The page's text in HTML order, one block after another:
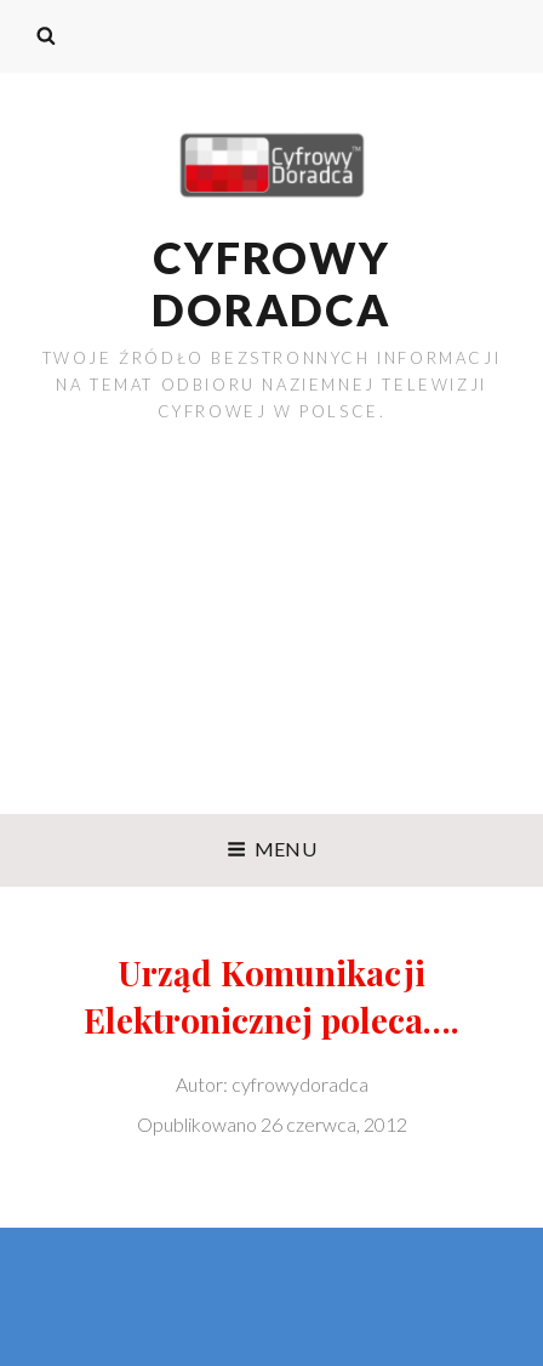
CYFROWY
DORADCA
TWOJE ŹRÓDŁO BEZSTRONNYCH INFORMACJI
NA TEMAT ODBIORU NAZIEMNEJ TELEWIZJI
CYFROWEJ W POLSCE.
MENU
Urząd Komunikacji
Elektronicznej poleca….
Autor: cyfrowydoradca
Opublikowano 26 czerwca, 2012